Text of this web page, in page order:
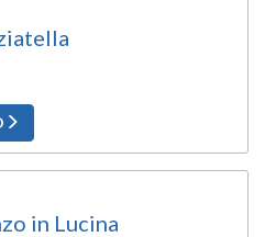
in Lucina